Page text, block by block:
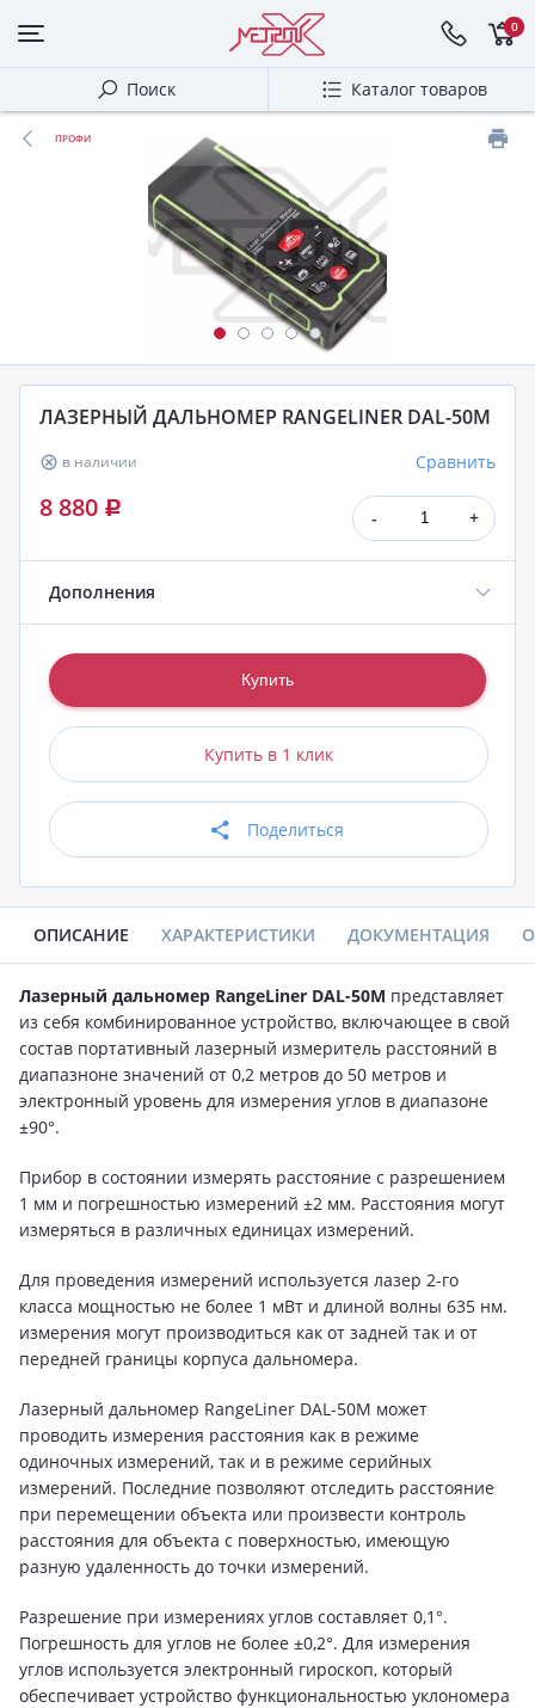
0
Поиск Каталог товаров
ПРОФИ
ЛАЗЕРНЫЙ ДАЛЬНОМЕР RANGELINER DAL-50M
в наличии Сравнить
- +
8 880 Р
Дополнения
Купить в 1 клик
Поделиться
ОПИСАНИЕ ХАРАКТЕРИСТИКИ ДОКУМЕНТАЦИЯ
Лазерный дальномер RangeLiner DAL-50M представляет
из себя комбинированное устройство, включающее в свой
состав портативный лазерный измеритель расстояний в
диапазноне значений от 0,2 метров до 50 метров и
электронный уровень для измерения углов в диапазоне
±90°.
Прибор в состоянии измерять расстояние с разрешением
1 мм и погрешностью измерений ±2 мм. Расстояния могут
измеряться в различных единицах измерений.
Для проведения измерений используется лазер 2-го
класса мощностью не более 1 мВт и длиной волны 635 нм.
измерения могут производиться как от задней так и от
передней границы корпуса дальномера.
Лазерный дальномер RangeLiner DAL-50M может
проводить измерения расстояния как в режиме
одиночных измерений, так и в режиме серийных
измерений. Последние позволяют отследить расстояние
при перемещении объекта или произвести контроль
расстояния для объекта с поверхностью, имеющую
разную удаленность до точки измерений.
Разрешение при измерениях углов составляет 0,1°.
Погрешность для углов не более ±0,2°. Для измерения
углов используется электронный гироскоп, который
обеспечивает устройство функциональностью уклономера